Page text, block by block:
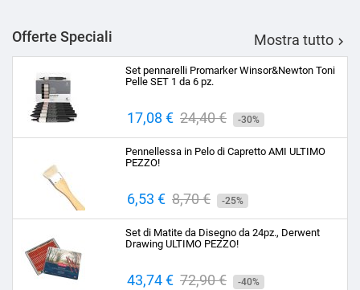
Offerte Speciali Mostra tutto 
Set pennarelli Promarker Winsor&Newton Toni
Pelle SET 1 da 6 pz.
Prezzo
17,08 € Prezzo
base
24,40 € -30%
Pennellessa in Pelo di Capretto AMI ULTIMO
PEZZO!
Prezzo
6,53 € Prezzo
base
8,70 € -25%
Set di Matite da Disegno da 24pz., Derwent
Drawing ULTIMO PEZZO!
Prezzo
43,74 € Prezzo
72,90 € -40%